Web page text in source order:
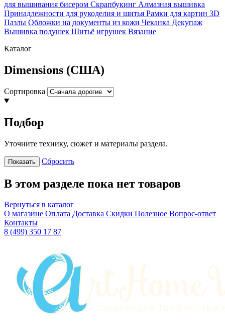
для вышивания бисером Скрапбукинг Алмазная вышивка
Принадлежности для рукоделия и шитья Рамки для картин 3D
Пазлы Обложки на документы из кожи Чеканка Декупаж
Вышивка подушек Шитьё игрушек Вязание
Каталог
Dimensions (США)
Сортировка
Подбор
Уточните технику, сюжет и материалы раздела.
Показать Сбросить
В этом разделе пока нет товаров
Вернуться в каталог
О магазине Оплата Доставка Скидки Полезное Вопрос-ответ
Контакты
8 (499) 350 17 87